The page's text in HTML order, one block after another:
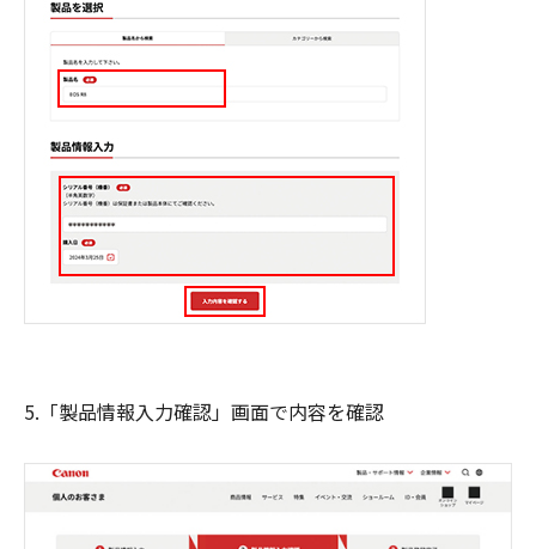
5.「製品情報入力確認」画面で内容を確認